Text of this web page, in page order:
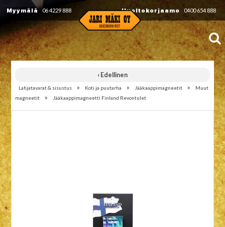
Myymälä 06 4229 888 Huoltokorjaamo 0400 654 888
‹ Edellinen
Lahjatavarat & sisustus » Koti ja puutarha » Jääkaappimagneetit »
Muut
magneetit
» Jääkaappimagneetti Finland Revontulet